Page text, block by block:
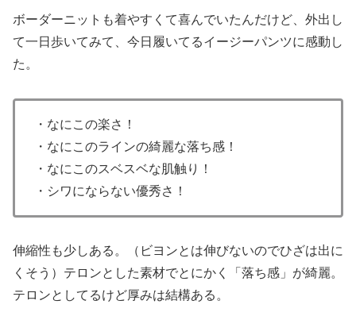
ボーダーニットも着やすくて喜んでいたんだけど、外出し
て一日歩いてみて、今日履いてるイージーパンツに感動し
た。
・なにこの楽さ！
・なにこのラインの綺麗な落ち感！
・なにこのスベスベな肌触り！
・シワにならない優秀さ！
伸縮性も少しある。（ビヨンとは伸びないのでひざは出に
くそう）テロンとした素材でとにかく「落ち感」が綺麗。
テロンとしてるけど厚みは結構ある。